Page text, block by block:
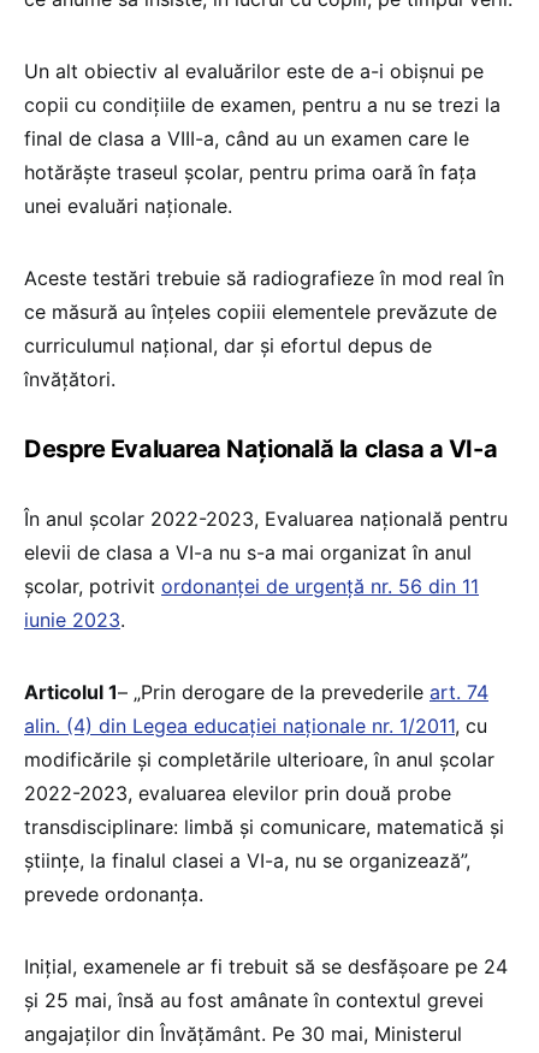
Un alt obiectiv al evaluărilor este de a-i obișnui pe
copii cu condițiile de examen, pentru a nu se trezi la
final de clasa a VIII-a, când au un examen care le
hotărăște traseul școlar, pentru prima oară în fața
unei evaluări naționale.
Aceste testări trebuie să radiografieze în mod real în
ce măsură au înțeles copiii elementele prevăzute de
curriculumul național, dar și efortul depus de
învățători.
Despre Evaluarea Națională la clasa a VI-a
În anul școlar 2022-2023, Evaluarea națională pentru
elevii de clasa a VI-a nu s-a mai organizat în anul
școlar, potrivit ordonanței de urgență nr. 56 din 11
iunie 2023.
Articolul 1– „Prin derogare de la prevederile art. 74
alin. (4) din Legea educației naționale nr. 1/2011, cu
modificările și completările ulterioare, în anul școlar
2022-2023, evaluarea elevilor prin două probe
transdisciplinare: limbă și comunicare, matematică și
științe, la finalul clasei a VI-a, nu se organizează”,
prevede ordonanța.
Inițial, examenele ar fi trebuit să se desfășoare pe 24
și 25 mai, însă au fost amânate în contextul grevei
angajaților din Învățământ. Pe 30 mai, Ministerul